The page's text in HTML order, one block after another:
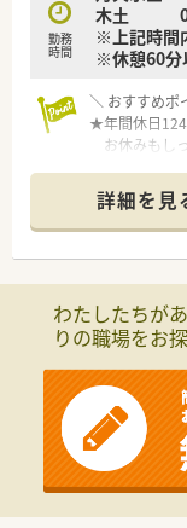
勤務
時間
木土 09：
※上記時間
※休憩60分
＼ おすすめポ
★年間休日124
お休みもし
安心して働
★キャリアパ
「どうしたら
分かりやすい
＼ こんな会社
■愛知県（主に
地域に根付い
考えの方に適
■調剤薬局だ
力をされてい
■応需先とも
良好な関係構
■全員で薬局
詳細を見
わたしたちが
りの職場をお